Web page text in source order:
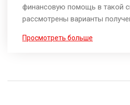
финансовую помощь в такой
рассмотрены варианты
повысить свои шансы на
Просмотреть больше